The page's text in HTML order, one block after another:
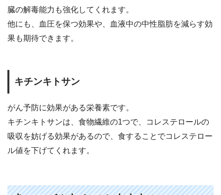
臓の解毒能力も強化してくれます。
他にも、血圧を保つ効果や、血液中の中性脂肪を減らす効
果も期待できます。
キチンキトサン
がん予防に効果がある栄養素です。
キチンキトサンは、食物繊維の1つで、コレステロールの
吸収を妨げる効果があるので、食することでコレステロー
ル値を下げてくれます。